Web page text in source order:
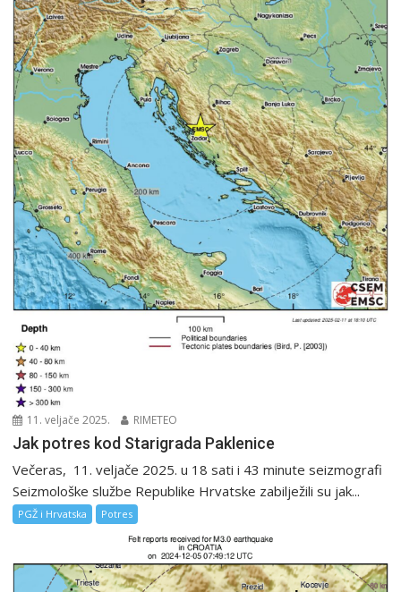
11. veljače 2025. RIMETEO
Jak potres kod Starigrada Paklenice
Večeras, 11. veljače 2025. u 18 sati i 43 minute seizmografi
Seizmološke službe Republike Hrvatske zabilježili su jak...
PGŽ i Hrvatska Potres